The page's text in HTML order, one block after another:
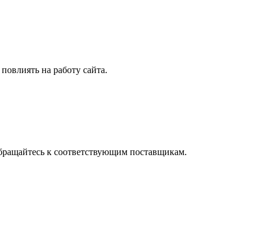
на работу сайта.
к соответствующим поставщикам.